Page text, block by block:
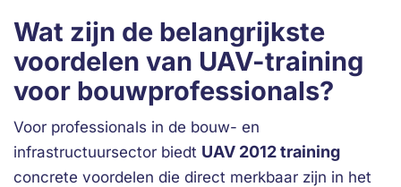
Wat zijn de belangrijkste
voordelen van UAV-training
voor bouwprofessionals?
Voor professionals in de bouw- en
infrastructuursector biedt UAV 2012 training
concrete voordelen die direct merkbaar zijn in het